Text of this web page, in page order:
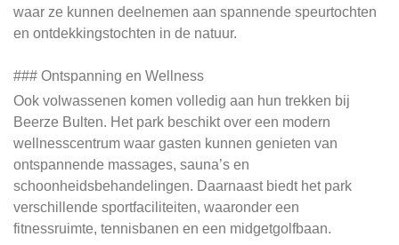
waar ze kunnen deelnemen aan spannende speurtochten
en ontdekkingstochten in de natuur.
### Ontspanning en Wellness
Ook volwassenen komen volledig aan hun trekken bij
Beerze Bulten. Het park beschikt over een modern
wellnesscentrum waar gasten kunnen genieten van
ontspannende massages, sauna’s en
schoonheidsbehandelingen. Daarnaast biedt het park
verschillende sportfaciliteiten, waaronder een
fitnessruimte, tennisbanen en een midgetgolfbaan.